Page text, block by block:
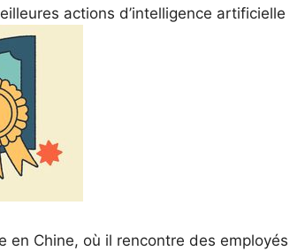
actions d’intelligence artificielle
en Chine, où il rencontre des